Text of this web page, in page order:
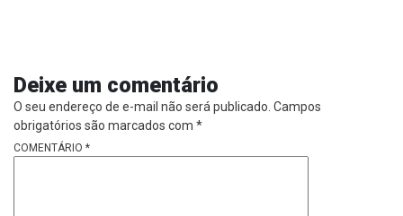
Deixe um comentário
O seu endereço de e-mail não será publicado. Campos
obrigatórios são marcados com *
COMENTÁRIO *